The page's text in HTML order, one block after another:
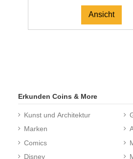
Ansicht
Erkunden Coins & More
Kunst und Architektur
Marken
Comics
Disney